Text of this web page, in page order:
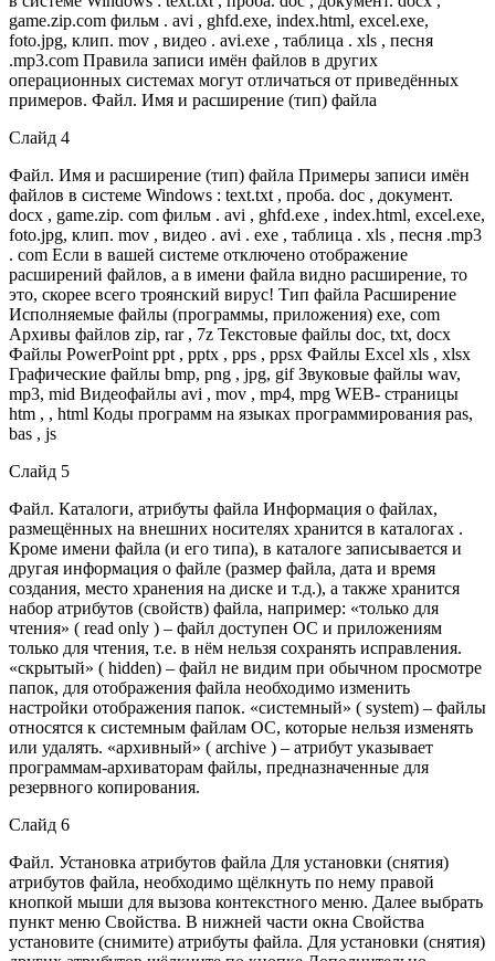
game.zip.com фильм . avi , ghfd.exe, index.html, excel.exe,
foto.jpg, клип. mov , видео . avi.exe , таблица . xls , песня
.mp3.com Правила записи имён файлов в других
операционных системах могут отличаться от приведённых
примеров. Файл. Имя и расширение (тип) файла
Слайд 4
Файл. Имя и расширение (тип) файла Примеры записи имён
файлов в системе Windows : text.txt , проба. doc , документ.
docx , game.zip. com фильм . avi , ghfd.exe , index.html, excel.exe,
foto.jpg, клип. mov , видео . avi . exe , таблица . xls , песня .mp3
. com Если в вашей системе отключено отображение
расширений файлов, а в имени файла видно расширение, то
это, скорее всего троянский вирус! Тип файла Расширение
Исполняемые файлы (программы, приложения) exe, com
Архивы файлов zip, rar , 7z Текстовые файлы doc, txt, docx
Файлы PowerPoint ppt , pptx , pps , ppsx Файлы Excel xls , xlsx
Графические файлы bmp, png , jpg, gif Звуковые файлы wav,
mp3, mid Видеофайлы avi , mov , mp4, mpg WEB- страницы
htm , , html Коды программ на языках программирования pas,
bas , js
Слайд 5
Файл. Каталоги, атрибуты файла Информация о файлах,
размещённых на внешних носителях хранится в каталогах .
Кроме имени файла (и его типа), в каталоге записывается и
другая информация о файле (размер файла, дата и время
создания, место хранения на диске и т.д.), а также хранится
набор атрибутов (свойств) файла, например: «только для
чтения» ( read only ) – файл доступен ОС и приложениям
только для чтения, т.е. в нём нельзя сохранять исправления.
«скрытый» ( hidden) – файл не видим при обычном просмотре
папок, для отображения файла необходимо изменить
настройки отображения папок. «системный» ( system) – файлы
относятся к системным файлам ОС, которые нельзя изменять
или удалять. «архивный» ( archive ) – атрибут указывает
программам-архиваторам файлы, предназначенные для
резервного копирования.
Слайд 6
Файл. Установка атрибутов файла Для установки (снятия)
атрибутов файла, необходимо щёлкнуть по нему правой
кнопкой мыши для вызова контекстного меню. Далее выбрать
пункт меню Свойства. В нижней части окна Свойства
установите (снимите) атрибуты файла. Для установки (снятия)